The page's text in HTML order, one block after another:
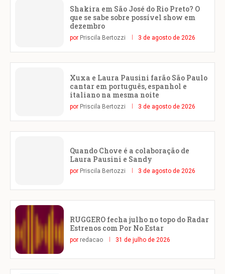
Shakira em São José do Rio Preto? O
que se sabe sobre possível show em
dezembro
por Priscila Bertozzi 3 de agosto de 2026
Xuxa e Laura Pausini farão São Paulo
cantar em português, espanhol e
italiano na mesma noite
por Priscila Bertozzi 3 de agosto de 2026
Quando Chove é a colaboração de
Laura Pausini e Sandy
por Priscila Bertozzi 3 de agosto de 2026
RUGGERO fecha julho no topo do Radar
Estrenos com Por No Estar
por redacao 31 de julho de 2026